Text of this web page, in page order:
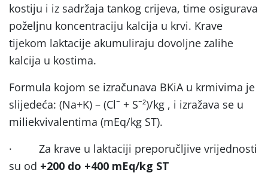
kostiju i iz sadržaja tankog crijeva, time osigurava
poželjnu koncentraciju kalcija u krvi. Krave
tijekom laktacije akumuliraju dovoljne zalihe
kalcija u kostima.
Formula kojom se izračunava BKiA u krmivima je
slijedeća: (Na+K) – (Clˉ + Sˉ²)/kg , i izražava se u
miliekvivalentima (mEq/kg ST).
·
Za krave u laktaciji preporučljive vrijednosti
su od +200 do +400 mEq/kg ST